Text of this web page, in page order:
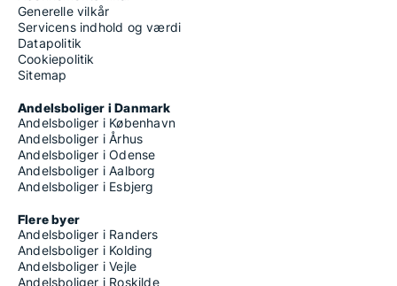
Generelle vilkår
Servicens indhold og værdi
Datapolitik
Cookiepolitik
Sitemap
Andelsboliger i Danmark
Andelsboliger i København
Andelsboliger i Århus
Andelsboliger i Odense
Andelsboliger i Aalborg
Andelsboliger i Esbjerg
Flere byer
Andelsboliger i Randers
Andelsboliger i Kolding
Andelsboliger i Vejle
Andelsboliger i Roskilde